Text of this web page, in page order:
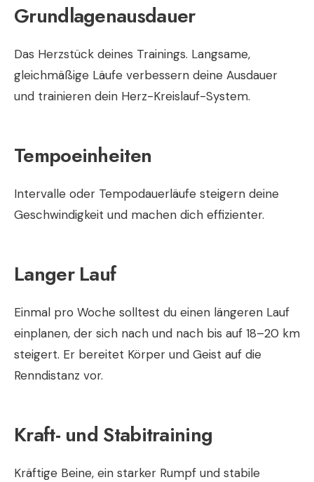
Grundlagenausdauer
Das Herzstück deines Trainings. Langsame,
gleichmäßige Läufe verbessern deine Ausdauer
und trainieren dein Herz-Kreislauf-System.
Tempoeinheiten
Intervalle oder Tempodauerläufe steigern deine
Geschwindigkeit und machen dich effizienter.
Langer Lauf
Einmal pro Woche solltest du einen längeren Lauf
einplanen, der sich nach und nach bis auf 18–20 km
steigert. Er bereitet Körper und Geist auf die
Renndistanz vor.
Kraft- und Stabitraining
Kräftige Beine, ein starker Rumpf und stabile